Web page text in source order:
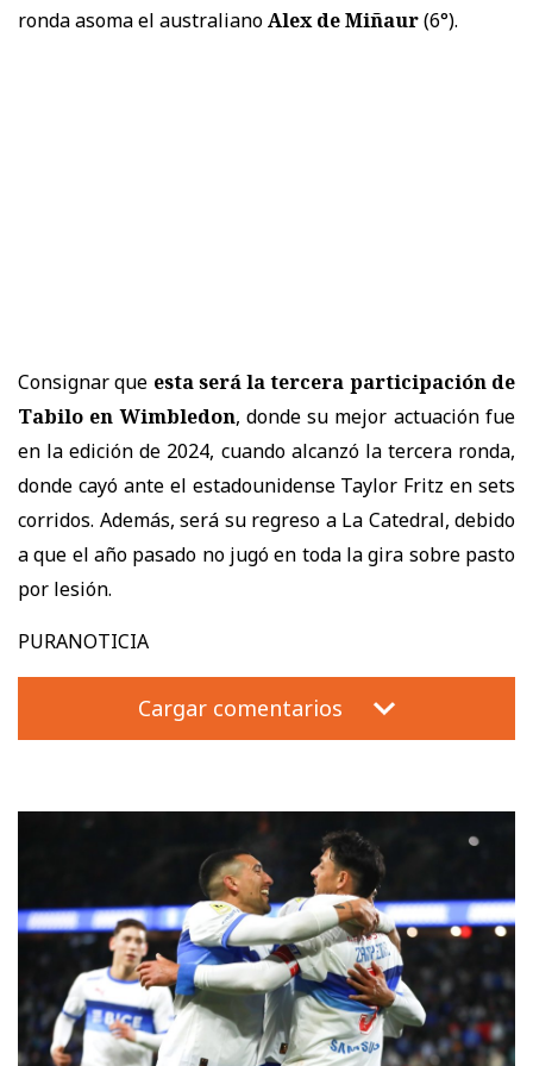
ronda asoma el australianoAlex de Miñaur(6°).
Consignar que esta será la tercera participación de
Tabilo en Wimbledon, donde su mejor actuación fue
en la edición de 2024, cuando alcanzó la tercera ronda,
donde cayó ante el estadounidense Taylor Fritz en sets
corridos. Además, será su regreso a La Catedral, debido
a que el año pasado no jugó en toda la gira sobre pasto
por lesión.
PURANOTICIA
Cargar comentarios